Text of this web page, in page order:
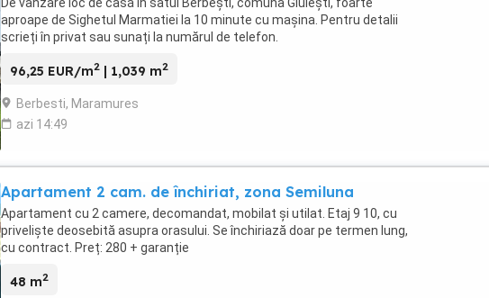
De vânzare loc de casă în satul Berbești, comuna Giulești, foarte
aproape de Sighetul Marmatiei la 10 minute cu mașina. Pentru detalii
scrieți în privat sau sunați la numărul de telefon.
96,25 EUR/m2 | 1,039 m2
Berbesti, Maramures
azi 14:49
Apartament 2 cam. de închiriat, zona Semiluna
Apartament cu 2 camere, decomandat, mobilat și utilat. Etaj 9 10, cu
priveliște deosebită asupra orasului. Se închiriază doar pe termen lung,
cu contract. Preț: 280 + garanție
48 m2